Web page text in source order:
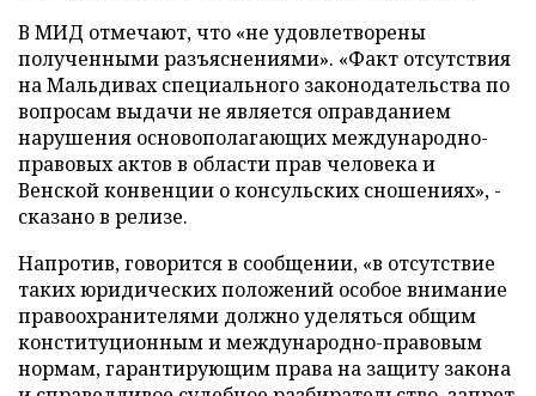
В МИД отмечают, что «не удовлетворены
полученными разъяснениями». «Факт отсутствия
на Мальдивах специального законодательства по
вопросам выдачи не является оправданием
нарушения основополагающих международно-
правовых актов в области прав человека и
Венской конвенции о консульских сношениях», -
сказано в релизе.
Напротив, говорится в сообщении, «в отсутствие
таких юридических положений особое внимание
правоохранителями должно уделяться общим
конституционным и международно-правовым
нормам, гарантирующим права на защиту закона